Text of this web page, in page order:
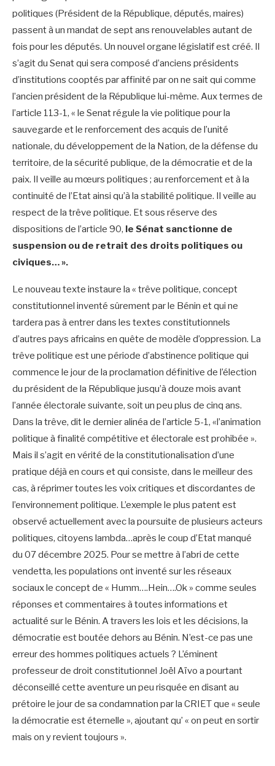
politiques (Président de la République, députés, maires)
passent à un mandat de sept ans renouvelables autant de
fois pour les députés. Un nouvel organe législatif est créé. Il
s’agit du Senat qui sera composé d’anciens présidents
d’institutions cooptés par affinité par on ne sait qui comme
l’ancien président de la République lui-même. Aux termes de
l’article 113-1, « le Senat régule la vie politique pour la
sauvegarde et le renforcement des acquis de l’unité
nationale, du développement de la Nation, de la défense du
territoire, de la sécurité publique, de la démocratie et de la
paix. Il veille au mœurs politiques ; au renforcement et à la
continuité de l’Etat ainsi qu’à la stabilité politique. Il veille au
respect de la trêve politique. Et sous réserve des
dispositions de l’article 90, le Sénat sanctionne de
suspension ou de retrait des droits politiques ou
civiques… ».
Le nouveau texte instaure la « trêve politique, concept
constitutionnel inventé sûrement par le Bénin et qui ne
tardera pas à entrer dans les textes constitutionnels
d’autres pays africains en quête de modèle d’oppression. La
trêve politique est une période d’abstinence politique qui
commence le jour de la proclamation définitive de l’élection
du président de la République jusqu’à douze mois avant
l’année électorale suivante, soit un peu plus de cinq ans.
Dans la trêve, dit le dernier alinéa de l’article 5-1, «l’animation
politique à finalité compétitive et électorale est prohibée ».
Mais il s’agit en vérité de la constitutionalisation d’une
pratique déjà en cours et qui consiste, dans le meilleur des
cas, à réprimer toutes les voix critiques et discordantes de
l’environnement politique. L’exemple le plus patent est
observé actuellement avec la poursuite de plusieurs acteurs
politiques, citoyens lambda…après le coup d’Etat manqué
du 07 décembre 2025. Pour se mettre à l’abri de cette
vendetta, les populations ont inventé sur les réseaux
sociaux le concept de « Humm….Hein….Ok » comme seules
réponses et commentaires à toutes informations et
actualité sur le Bénin. A travers les lois et les décisions, la
démocratie est boutée dehors au Bénin. N’est-ce pas une
erreur des hommes politiques actuels ? L’éminent
professeur de droit constitutionnel Joël Aïvo a pourtant
déconseillé cette aventure un peu risquée en disant au
prétoire le jour de sa condamnation par la CRIET que « seule
la démocratie est éternelle », ajoutant qu’ « on peut en sortir
mais on y revient toujours ».